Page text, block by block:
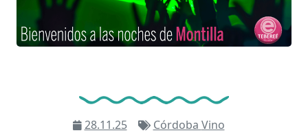
28.11.25 Córdoba Vino